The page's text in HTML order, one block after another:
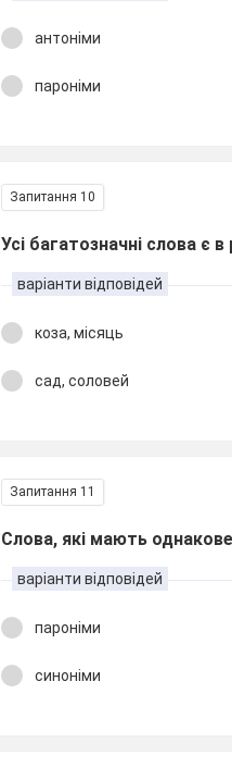
антоніми
пароніми
Запитання 10
Усі багатозначні слова є в
варіанти відповідей
коза, місяць
сад, соловей
Запитання 11
Слова, які мають однакове
варіанти відповідей
пароніми
синоніми